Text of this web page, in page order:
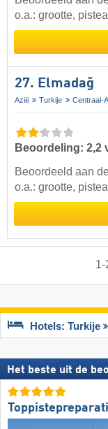
o.a.: grootte,
27. Elmadağ
Azië Turkije Centraal-
Beoordeling: 2,2
Beoordeeld aan
o.a.: grootte,
1-
Hotels: Turkije
Het beste uit de